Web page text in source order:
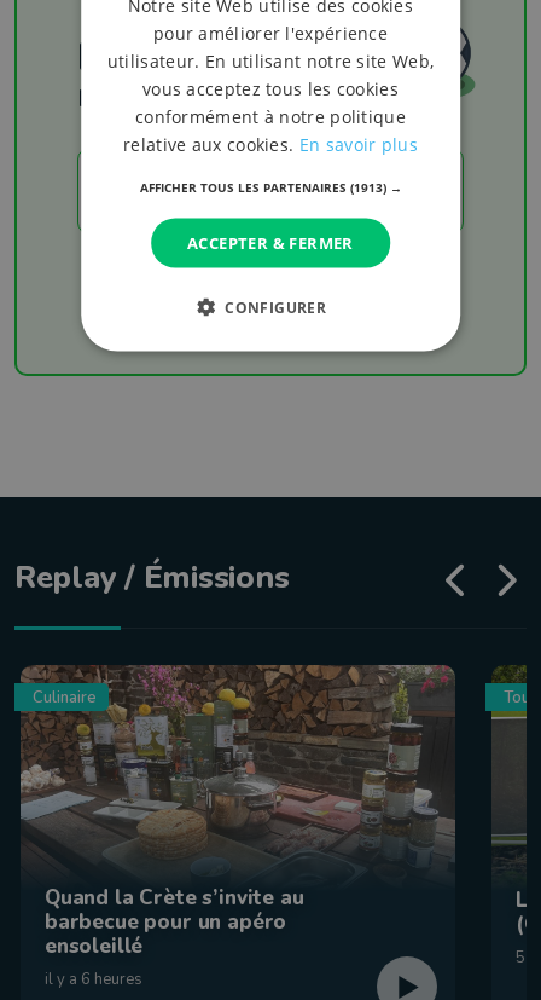
Football
Les résultats
LES RÉSULTATS
Chaque week-end retrouvez les derniers
Replay / Émissions
Culinaire
Quand la Crète s’invite au
barbecue pour un apéro
ensoleillé
il y a 6 heures
5
pour améliorer l'expérience
utilisateur. En utilisant notre site Web,
vous acceptez tous les cookies
conformément à notre politique
relative aux cookies. En savoir plus
AFFICHER TOUS LES PARTENAIRES (1913) →
ACCEPTER & FERMER
CONFIGURER